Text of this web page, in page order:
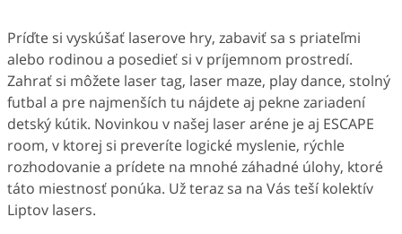
Príďte si vyskúšať laserove hry, zabaviť sa s priateľmi
alebo rodinou a posedieť si v príjemnom prostredí.
Zahrať si môžete laser tag, laser maze, play dance, stolný
futbal a pre najmenších tu nájdete aj pekne zariadení
detský kútik. Novinkou v našej laser aréne je aj ESCAPE
room, v ktorej si preveríte logické myslenie, rýchle
rozhodovanie a prídete na mnohé záhadné úlohy, ktoré
táto miestnosť ponúka. Už teraz sa na Vás teší kolektív
Liptov lasers.